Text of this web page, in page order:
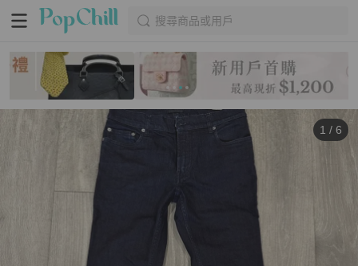
搜尋商品或用戶
1 / 6